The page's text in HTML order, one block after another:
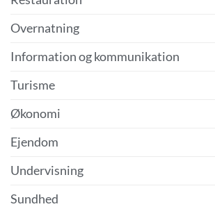
Overnatning
Information og kommunikation
Turisme
Økonomi
Ejendom
Undervisning
Sundhed